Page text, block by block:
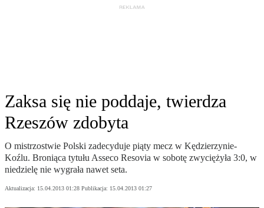
Zaksa się nie poddaje, twierdza
Rzeszów zdobyta
O mistrzostwie Polski zadecyduje piąty mecz w Kędzierzynie-
Koźlu. Broniąca tytułu Asseco Resovia w sobotę zwyciężyła 3:0, w
niedzielę nie wygrała nawet seta.
Aktualizacja: 15.04.2013 01:28 Publikacja: 15.04.2013 01:27